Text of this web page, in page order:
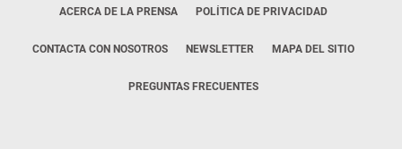
ACERCA DE LA PRENSA POLÍTICA DE PRIVACIDAD
CONTACTA CON NOSOTROS NEWSLETTER MAPA DEL SITIO
PREGUNTAS FRECUENTES